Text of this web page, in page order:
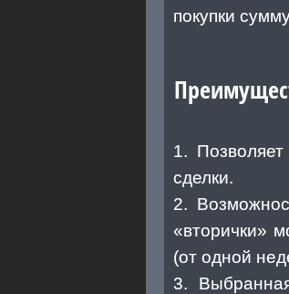
покупки
1.
сделки.
2.
«вторички»
(от одной
3.